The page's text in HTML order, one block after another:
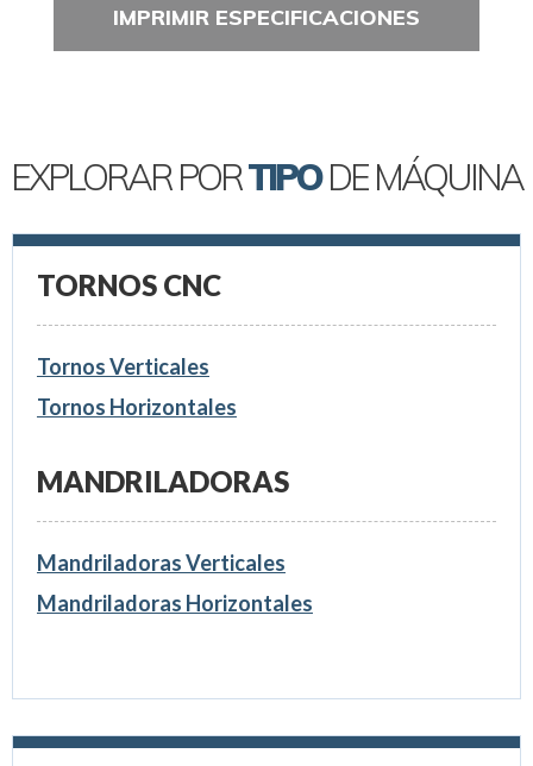
IMPRIMIR ESPECIFICACIONES
EXPLORAR PORTIPODE MÁQUINA
TORNOS CNC
Tornos Verticales
Tornos Horizontales
MANDRILADORAS
Mandriladoras Verticales
Mandriladoras Horizontales